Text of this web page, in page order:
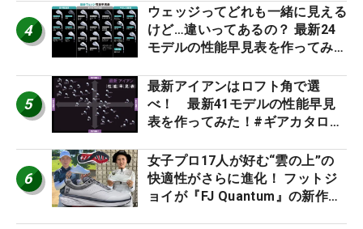
4
ウェッジってどれも一緒に見える
けど…違いってあるの？ 最新24
モデルの性能早見表を作ってみ
5
最新アイアンはロフト角で選
べ！ 最新41モデルの性能早見
表を作ってみた！#ギアカタログ
6
女子プロ17人が好む“雲の上”の
快適性がさらに進化！ フットジ
ョイが『FJ Quantum』の新作を